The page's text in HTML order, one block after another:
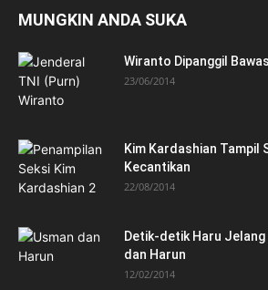
MUNGKIN ANDA SUKA
Wiranto Dipanggil
23/06/2014
Kim Kardashian Tampil
Kecantikan
22/08/2014
Detik-detik Haru Jelang
dan Harun
12/02/2014